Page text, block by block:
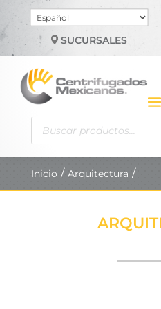
Elegir
un
idiomaSUCURSALES
Búsqueda
productos
Inicio Arquitectura